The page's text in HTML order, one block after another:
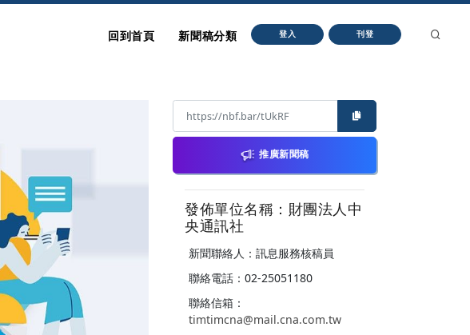
回到首頁 新聞稿分類 登入 刊登
推廣新聞稿
發佈單位名稱：財團法人中
央通訊社
新聞聯絡人：訊息服務核稿員
聯絡電話：02-25051180
聯絡信箱：
timtimcna@mail.cna.com.tw